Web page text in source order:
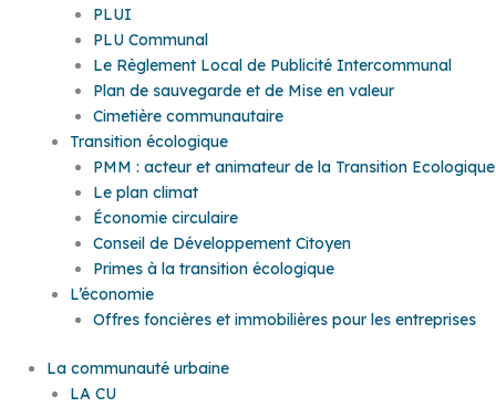
PLUI
PLU Communal
Le Règlement Local de Publicité Intercommunal
Plan de sauvegarde et de Mise en valeur
Cimetière communautaire
Transition écologique
PMM : acteur et animateur de la Transition Ecologique
Le plan climat
Économie circulaire
Conseil de Développement Citoyen
Primes à la transition écologique
L’économie
Offres foncières et immobilières pour les entreprises
La communauté urbaine
LA CU